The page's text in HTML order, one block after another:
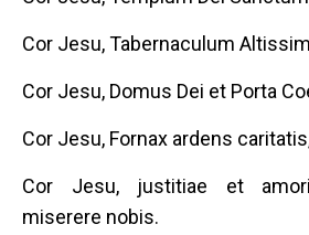
Cor Jesu, Tabernaculum
Cor Jesu, Domus Dei et Porta
Cor Jesu, Fornax ardens
Cor Jesu, justitiae et
miserere nobis.